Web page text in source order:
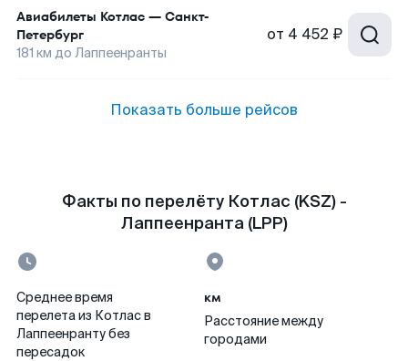
Авиабилеты Котлас — Санкт-
Петербург
181 км до Лаппеенранты
от 4 452 ₽
Показать больше рейсов
Факты по перелёту Котлас (KSZ) -
Лаппеенранта (LPP)
Среднее время
перелета из Котлас в
Лаппеенранту без
пересадок
км
Расстояние между
городами